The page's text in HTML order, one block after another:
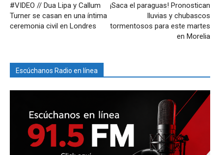
#VIDEO // Dua Lipa y Callum
Turner se casan en una íntima
ceremonia civil en Londres
¡Saca el paraguas! Pronostican
lluvias y chubascos
tormentosos para este martes
en Morelia
Escúchanos Radio en línea